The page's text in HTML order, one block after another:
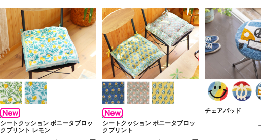
シートクッション ボニータブロッ
クプリント レモン
シートクッション ボニータブロッ
クプリント
チェアパッド